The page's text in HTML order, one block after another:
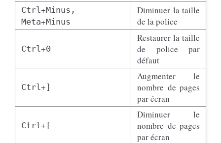
Ctrl +Minus,
Meta+Minus
Diminuer la taille
de la police
Ctrl +0
Restaurer la taille
de police par
défaut
Ctrl +]
Augmenter le
nombre de pages
par écran
Ctrl + [
Diminuer le
nombre de pages
par écran